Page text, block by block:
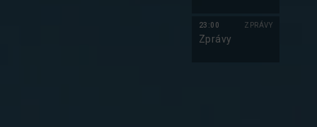
23:00 ZPRÁVY
Zprávy